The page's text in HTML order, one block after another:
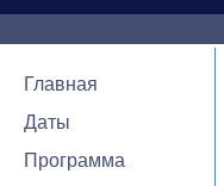
Главная
Даты
Программа